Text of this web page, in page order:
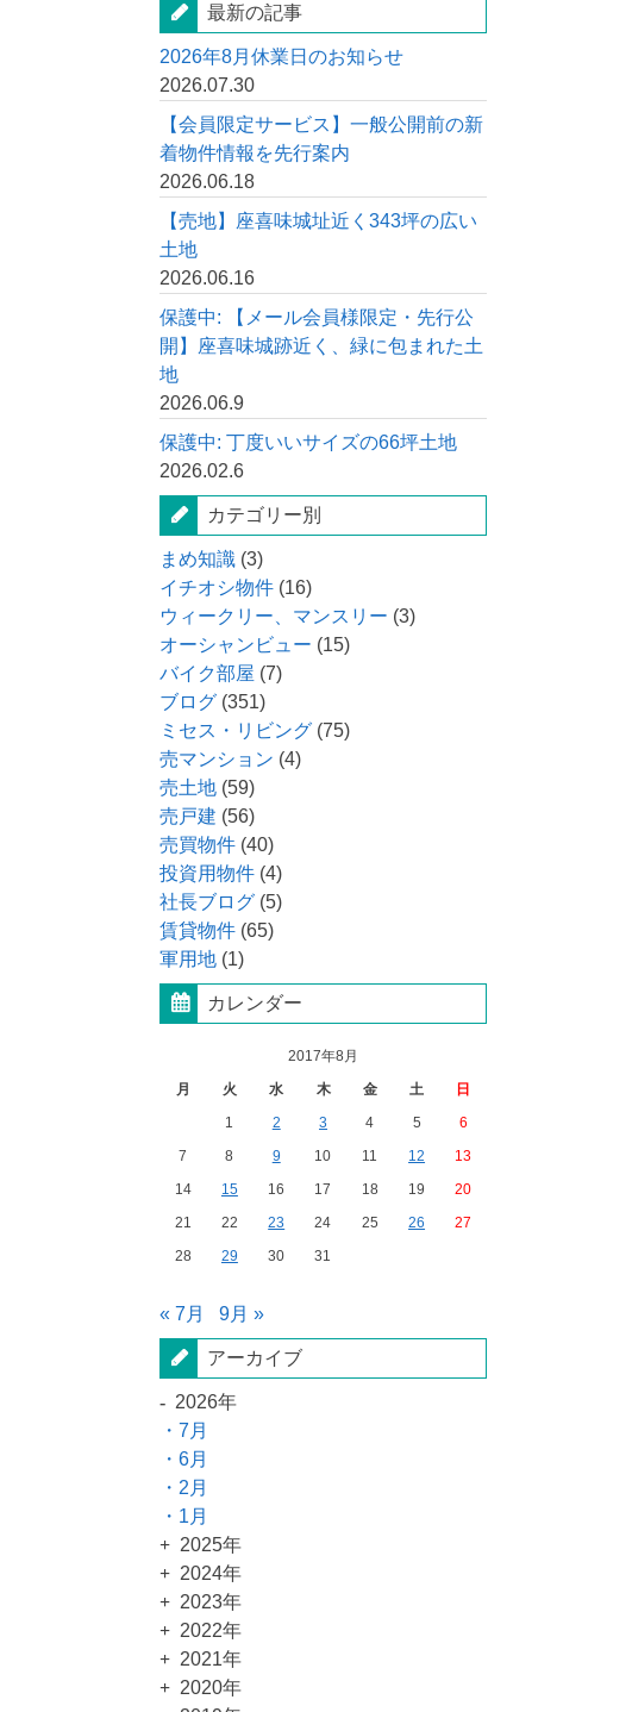
最新の記事
2026年8月休業日のお知らせ
2026.07.30
【会員限定サービス】一般公開前の新
着物件情報を先行案内
2026.06.18
【売地】座喜味城址近く343坪の広い
土地
2026.06.16
保護中: 【メール会員様限定・先行公
開】座喜味城跡近く、緑に包まれた土
地
2026.06.9
保護中: 丁度いいサイズの66坪土地
2026.02.6
カテゴリー別
まめ知識 (3)
イチオシ物件 (16)
ウィークリー、マンスリー (3)
オーシャンビュー (15)
バイク部屋 (7)
ブログ (351)
ミセス・リビング (75)
売マンション (4)
売土地 (59)
売戸建 (56)
売買物件 (40)
投資用物件 (4)
社長ブログ (5)
賃貸物件 (65)
軍用地 (1)
カレンダー
2017年8月
月
火 水 木 金 土
日
1
2 3 4 5
6
7
8 9 10 11 12
13
14
15 16 17 18 19
20
21
22 23 24 25 26
27
28
29 30 31
« 7月 9月 »
アーカイブ
2026年
7月
6月
2月
1月
2025年
2024年
2023年
2022年
2021年
2020年